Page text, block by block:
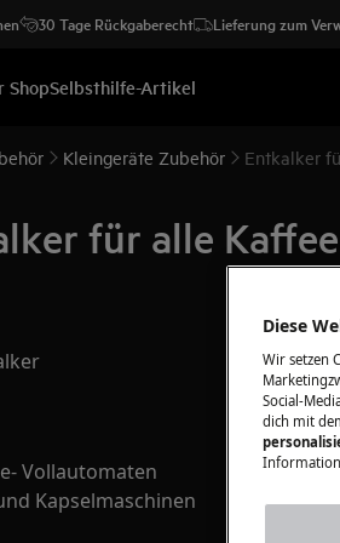
30 Tage Rückgaberecht Lieferung zum
ShopSelbsthilfe-Artikel
Kleingeräte Zubehör Entkalker
für alle
Vollautomaten
Kapselmaschinen
Diese
Wir setzen
Social-
dich mit